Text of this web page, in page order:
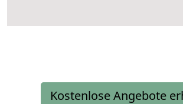
Kostenlose Angebote